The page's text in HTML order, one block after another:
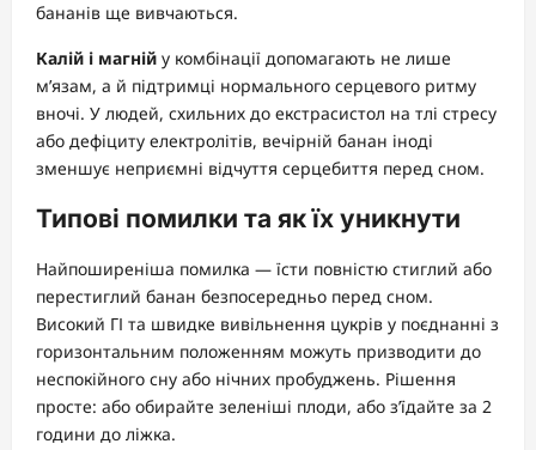
бананів ще вивчаються.
Калій і магній у комбінації допомагають не лише
м’язам, а й підтримці нормального серцевого ритму
вночі. У людей, схильних до екстрасистол на тлі стресу
або дефіциту електролітів, вечірній банан іноді
зменшує неприємні відчуття серцебиття перед сном.
Типові помилки та як їх уникнути
Найпоширеніша помилка — їсти повністю стиглий або
перестиглий банан безпосередньо перед сном.
Високий ГІ та швидке вивільнення цукрів у поєднанні з
горизонтальним положенням можуть призводити до
неспокійного сну або нічних пробуджень. Рішення
просте: або обирайте зеленіші плоди, або з’їдайте за 2
години до ліжка.